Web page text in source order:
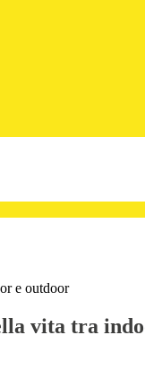
e outdoor
vita tra